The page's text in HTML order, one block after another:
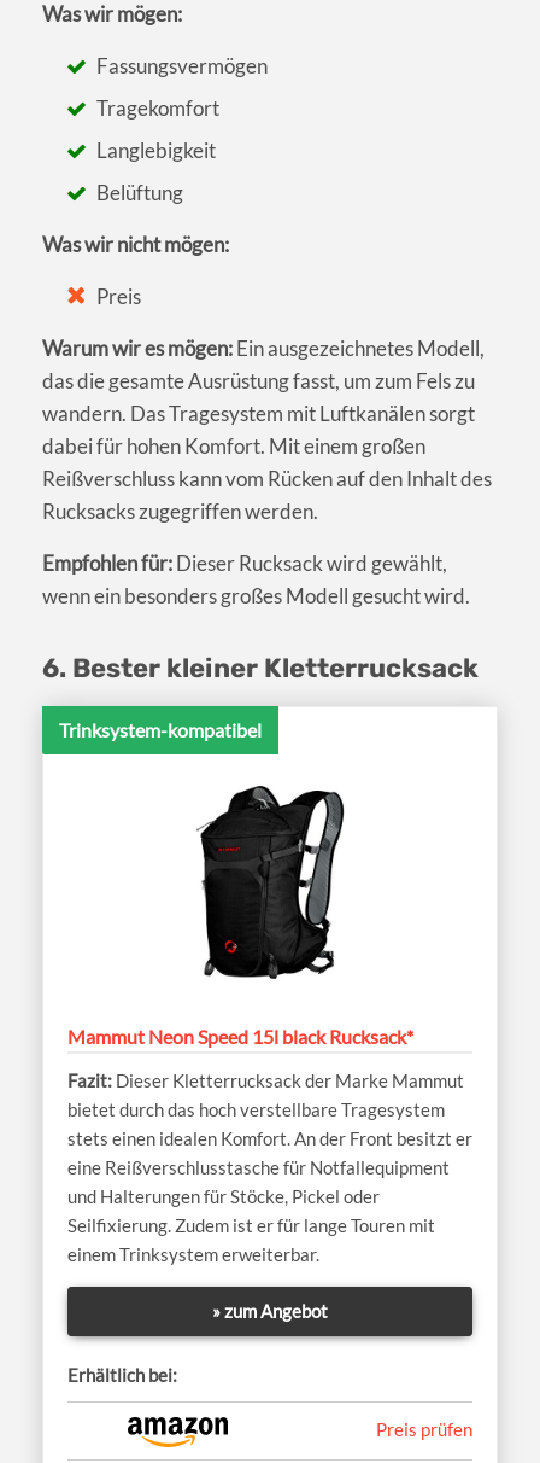
Was wir mögen:
Fassungsvermögen
Tragekomfort
Langlebigkeit
Belüftung
Was wir nicht mögen:
Preis
Warum wir es mögen:Ein ausgezeichnetes Modell,
das die gesamte Ausrüstung fasst, um zum Fels zu
wandern. Das Tragesystem mit Luftkanälen sorgt
dabei für hohen Komfort. Mit einem großen
Reißverschluss kann vom Rücken auf den Inhalt des
Rucksacks zugegriffen werden.
Empfohlen für:Dieser Rucksack wird gewählt,
wenn ein besonders großes Modell gesucht wird.
6. Bester kleiner Kletterrucksack
Trinksystem-kompatibel
Mammut Neon Speed 15l black Rucksack*
Dieser Kletterrucksack der Marke Mammut
bietet durch das hoch verstellbare Tragesystem
stets einen idealen Komfort. An der Front besitzt er
eine Reißverschlusstasche für Notfallequipment
und Halterungen für Stöcke, Pickel oder
Seilfixierung. Zudem ist er für lange Touren mit
einem Trinksystem erweiterbar.
» zum Angebot
Erhältlich bei:
Preis prüfen